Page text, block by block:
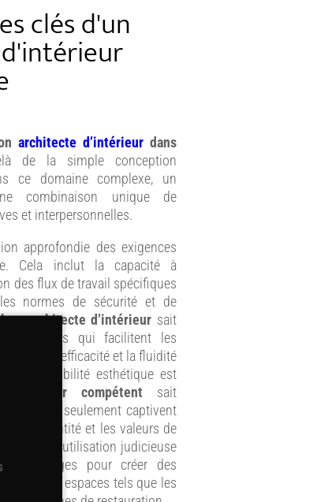
clés d'un
architecte d’intérieurdans
de la simple conception
ce domaine complexe, un
combinaison unique de
et interpersonnelles.
approfondie des exigences
Cela inclut la capacité à
des flux de travail spécifiques
normes de sécurité et de
bon architecte d’intérieur sait
qui facilitent les
ainsi l’efficacité et la fluidité
la sensibilité esthétique est
d’intérieur compétent sait
qui non seulement captivent
l’identité et les valeurs de
inclure l’utilisation judicieuse
pour créer des
divers espaces tels que les